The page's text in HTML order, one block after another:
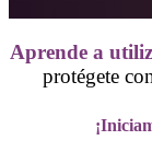
Aprende a
protégete